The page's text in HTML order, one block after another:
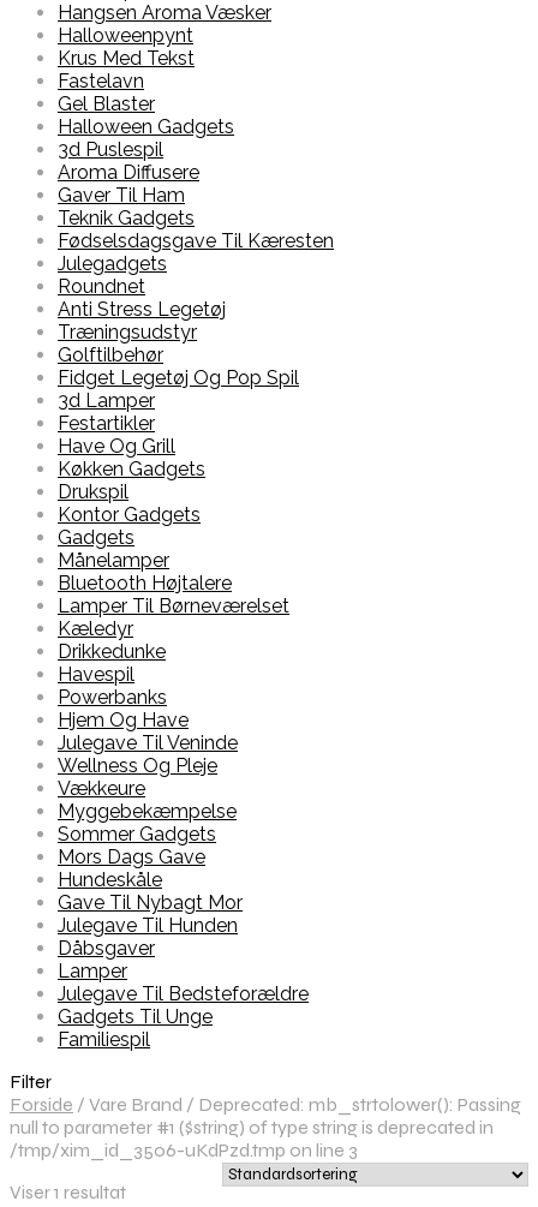
Hangsen Aroma Væsker
Halloweenpynt
Krus Med Tekst
Fastelavn
Gel Blaster
Halloween Gadgets
3d Puslespil
Aroma Diffusere
Gaver Til Ham
Teknik Gadgets
Fødselsdagsgave Til Kæresten
Julegadgets
Roundnet
Anti Stress Legetøj
Træningsudstyr
Golftilbehør
Fidget Legetøj Og Pop Spil
3d Lamper
Festartikler
Have Og Grill
Køkken Gadgets
Drukspil
Kontor Gadgets
Gadgets
Månelamper
Bluetooth Højtalere
Lamper Til Børneværelset
Kæledyr
Drikkedunke
Havespil
Powerbanks
Hjem Og Have
Julegave Til Veninde
Wellness Og Pleje
Vækkeure
Myggebekæmpelse
Sommer Gadgets
Mors Dags Gave
Hundeskåle
Gave Til Nybagt Mor
Julegave Til Hunden
Dåbsgaver
Lamper
Julegave Til Bedsteforældre
Gadgets Til Unge
Familiespil
Filter
Forside / Vare Brand / Deprecated: mb_strtolower(): Passing
null to parameter #1 ($string) of type string is deprecated in
/tmp/xim_id_3506-uKdPzd.tmp on line 3
Viser 1 resultat